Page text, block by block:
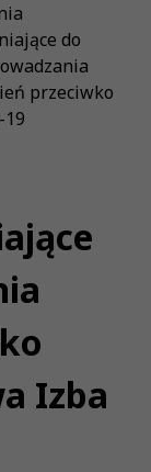
do
przeciwko
19
Izba